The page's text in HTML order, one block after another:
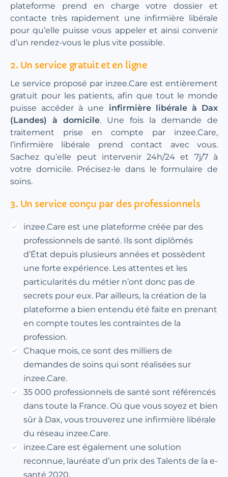
plateforme prend en charge votre dossier et
contacte très rapidement une infirmière libérale
pour qu’elle puisse vous appeler et ainsi convenir
d’un rendez-vous le plus vite possible.
2. Un service gratuit et en ligne
Le service proposé par inzee.Care est entièrement
gratuit pour les patients, afin que tout le monde
puisse accéder à une infirmière libérale à Dax
(Landes) à domicile. Une fois la demande de
traitement prise en compte par inzee.Care,
l’infirmière libérale prend contact avec vous.
Sachez qu’elle peut intervenir 24h/24 et 7j/7 à
votre domicile. Précisez-le dans le formulaire de
soins.
3. Un service conçu par des professionnels
inzee.Care est une plateforme créée par des
professionnels de santé. Ils sont diplômés
d’État depuis plusieurs années et possèdent
une forte expérience. Les attentes et les
particularités du métier n’ont donc pas de
secrets pour eux. Par ailleurs, la création de la
plateforme a bien entendu été faite en prenant
en compte toutes les contraintes de la
profession.
Chaque mois, ce sont des milliers de
demandes de soins qui sont réalisées sur
inzee.Care.
35 000 professionnels de santé sont référencés
dans toute la France. Où que vous soyez et bien
sûr à Dax, vous trouverez une infirmière libérale
du réseau inzee.Care.
inzee.Care est également une solution
reconnue, lauréate d’un prix des Talents de la e-
santé 2020.